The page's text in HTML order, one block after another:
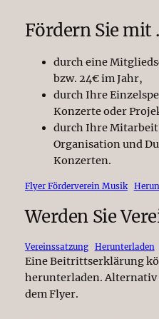
Fördern Sie mit
durch eine
bzw. 24€ im Jahr,
durch Ihre
Konzerte oder
durch Ihre
Organisation und
Konzerten.
Flyer Förderverein Musik
Werden Sie
Vereinssatzung Herunterladen
Eine Beitrittserklärung
herunterladen. Alternativ
dem Flyer.